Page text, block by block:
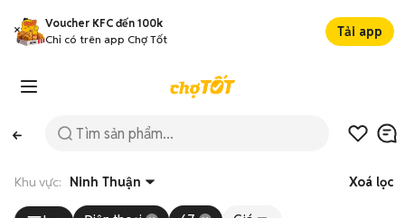
Voucher KFC đến 100k
Chỉ có trên app Chợ Tốt
Tải app
Khu vực: Ninh Thuận Xoá lọc